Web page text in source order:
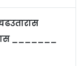
_______